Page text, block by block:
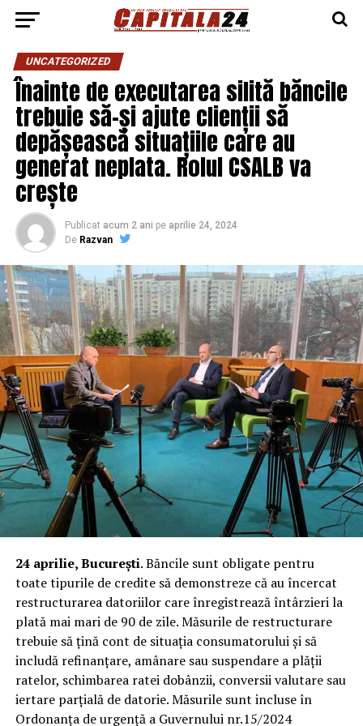
UNCATEGORIZED
Înainte de executarea silită băncile
trebuie să-și ajute clienții să
depășească situațiile care au
generat neplata. Rolul CSALB va
crește
Publicat acum 2 ani pe aprilie 24, 2024
De Razvan
24 aprilie, București. Băncile sunt obligate pentru
toate tipurile de credite să demonstreze că au încercat
restructurarea datoriilor care înregistrează întârzieri la
plată mai mari de 90 de zile. Măsurile de restructurare
trebuie să țină cont de situația consumatorului și să
includă refinanțare, amânare sau suspendare a plății
ratelor, schimbarea ratei dobânzii, conversii valutare sau
iertare parțială de datorie. Măsurile sunt incluse în
Ordonanța de urgență a Guvernului nr.15/2024